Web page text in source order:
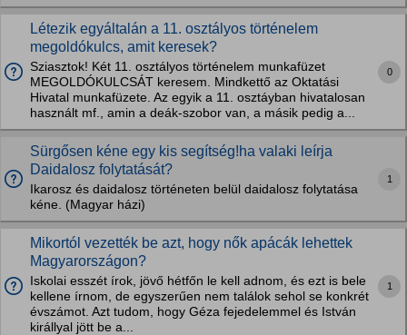
Létezik egyáltalán a 11. osztályos történelem
megoldókulcs, amit keresek?
Sziasztok! Két 11. osztályos történelem munkafüzet
MEGOLDÓKULCSÁT keresem. Mindkettő az Oktatási
Hivatal munkafüzete. Az egyik a 11. osztáyban hivatalosan
használt mf., amin a deák-szobor van, a másik pedig a...
0
Sürgősen kéne egy kis segítség!ha valaki leírja
Daidalosz folytatását?
Ikarosz és daidalosz történeten belül daidalosz folytatása
kéne. (Magyar házi)
1
Mikortól vezették be azt, hogy nők apácák lehettek
Magyarországon?
Iskolai esszét írok, jövő hétfőn le kell adnom, és ezt is bele
kellene írnom, de egyszerűen nem találok sehol se konkrét
évszámot. Azt tudom, hogy Géza fejedelemmel és István
királlyal jött be a...
1